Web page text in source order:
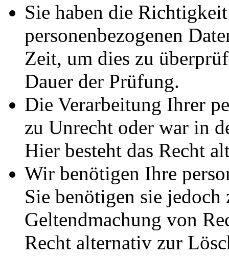
Sie haben die
personenbezogenen
Zeit, um dies zu
Dauer der Prüfung.
Die Verarbeitung Ihrer
zu Unrecht oder war in
Hier besteht das Recht
Wir benötigen Ihre
Sie benötigen sie
Geltendmachung von
Recht alternativ zur